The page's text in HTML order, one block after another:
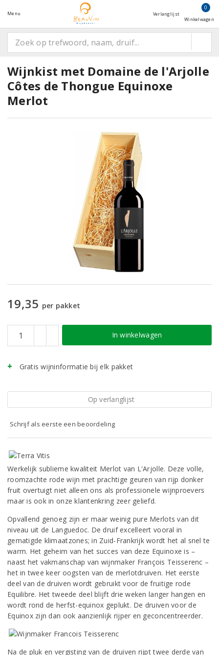
Menu Verlanglijst
0
Winkelwagen
Wijnkist met Domaine de l'Arjolle
Côtes de Thongue Equinoxe
Merlot
19,35 per pakket
In winkelwagen
Gratis wijninformatie bij elk pakket
Op verlanglijst
Schrijf als eerste een beoordeling
Werkelijk sublieme kwaliteit Merlot van L'Arjolle. Deze volle,
roomzachte rode wijn met prachtige geuren van rijp donker
fruit overtuigt niet alleen ons als professionele wijnproevers
maar is ook in onze klantenkring zeer geliefd.
Opvallend genoeg zijn er maar weinig pure Merlots van dit
niveau uit de Languedoc. De druif excelleert vooral in
gematigde klimaatzones; in Zuid-Frankrijk wordt het al snel te
warm. Het geheim van het succes van deze Equinoxe is –
naast het vakmanschap van wijnmaker François Teisserenc –
het in twee keer oogsten van de merlotdruiven. Het eerste
deel van de druiven wordt gebruikt voor de fruitige rode
Equilibre. Het tweede deel blijft drie weken langer hangen en
wordt rond de herfst-equinox geplukt. De druiven voor de
Equinox zijn dan ook aanzienlijk rijper en geconcentreerder.
Na de pluk en vergisting van de druiven rijpt twee derde van